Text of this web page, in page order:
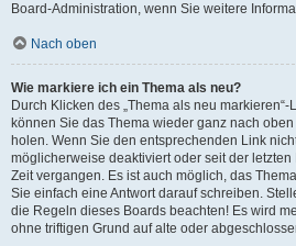
Board-Administration, wenn Sie weitere
Nach oben
Wie markiere ich ein Thema als neu?
Durch Klicken des „Thema als neu
können Sie das Thema wieder ganz nach
holen. Wenn Sie den entsprechenden Link
möglicherweise deaktiviert oder seit der
Zeit vergangen. Es ist auch möglich, das
Sie einfach eine Antwort darauf schreiben.
die Regeln dieses Boards beachten! Es wird
ohne triftigen Grund auf alte oder